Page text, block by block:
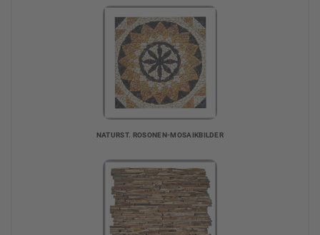
NATURST. ROSONEN-MOSAIKBILDER